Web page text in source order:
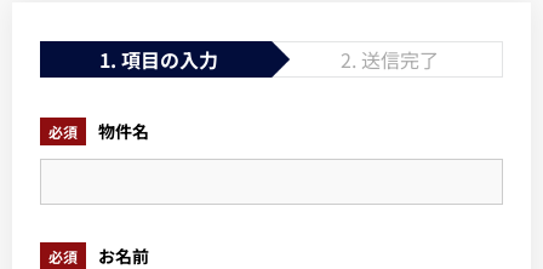
1. 項目の入力 2. 送信完了
必須 物件名
必須 お名前